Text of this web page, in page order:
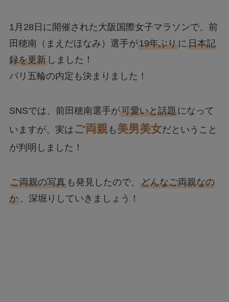
1月28日に開催された大阪国際女子マラソンで、前
田穂南（まえだほなみ）選手が19年ぶりに日本記
録を更新しました！
パリ五輪の内定も決まりました！
SNSでは、前田穂南選手が可愛いと話題になって
いますが、実は ご両親も 美男美女だということ
が判明しました！
ご両親の写真も発見したので、 どんなご両親なの
か、深堀りしていきましょう！